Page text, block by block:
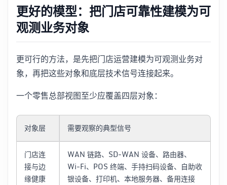
更好的模型：把门店可靠性建模为可
观测业务对象
更可行的方法，是先把门店运营建模为可观测业务对
象，再把这些对象和底层技术信号连接起来。
一个零售总部视图至少应覆盖四层对象：
对象层 需要观察的典型信号
门店连
接与边
缘健康
WAN 链路、SD-WAN 设备、路由器、
Wi-Fi、POS 终端、手持扫码设备、自助收
银设备、打印机、本地服务器、备用连接